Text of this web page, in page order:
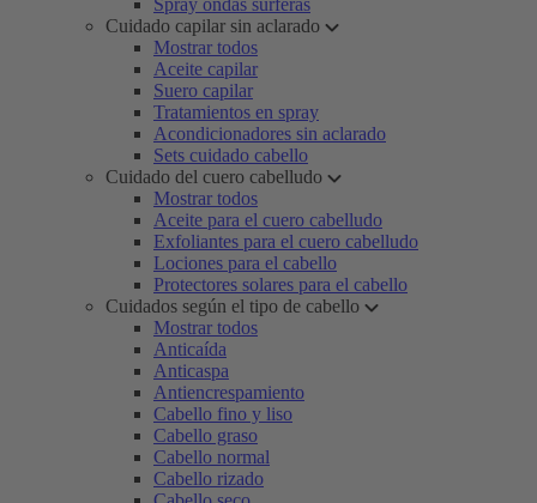
Spray ondas surferas
Cuidado capilar sin aclarado
Mostrar todos
Aceite capilar
Suero capilar
Tratamientos en spray
Acondicionadores sin aclarado
Sets cuidado cabello
Cuidado del cuero cabelludo
Mostrar todos
Aceite para el cuero cabelludo
Exfoliantes para el cuero cabelludo
Lociones para el cabello
Protectores solares para el cabello
Cuidados según el tipo de cabello
Mostrar todos
Anticaída
Anticaspa
Antiencrespamiento
Cabello fino y liso
Cabello graso
Cabello normal
Cabello rizado